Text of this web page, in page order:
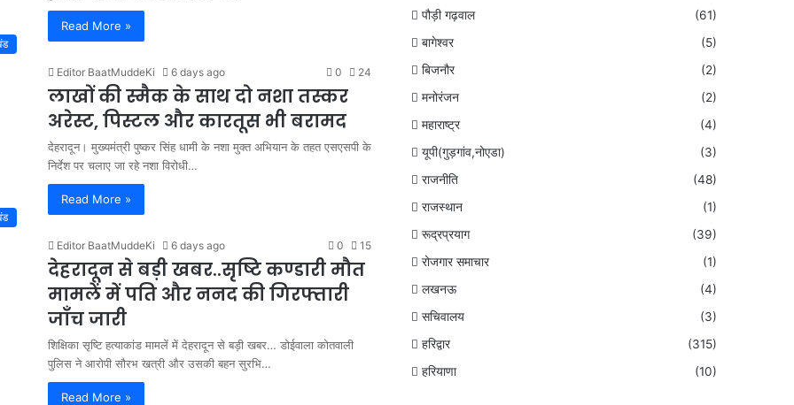
Read More »
Editor BaatMuddeKi 6 days ago 0 24
लाखों की स्मैक के साथ दो नशा तस्कर
अरेस्ट, पिस्टल और कारतूस भी बरामद
देहरादून। मुख्यमंत्री पुष्कर सिंह धामी के नशा मुक्त अभियान के तहत एसएसपी के
निर्देश पर चलाए जा रहे नशा विरोधी…
Read More »
Editor BaatMuddeKi 6 days ago 0 15
देहरादून से बड़ी खबर..सृष्टि कण्डारी मौत
मामलें में पति और ननद की गिरफ्तारी
जाँच जारी
शिक्षिका सृष्टि हत्याकांड मामलें में देहरादून से बड़ी खबर… डोईवाला कोतवाली
पुलिस ने आरोपी सौरभ खत्री और उसकी बहन सुरभि…
Read More »
पौड़ी गढ़वाल
(61)
बागेश्वर
(5)
बिजनौर
(2)
मनोरंजन
(2)
महाराष्ट्र
(4)
यूपी(गुड़गांव,नोएडा)
(3)
राजनीति
(48)
राजस्थान
(1)
रूद्रप्रयाग
(39)
रोजगार समाचार
(1)
लखनऊ
(4)
सचिवालय
(3)
हरिद्वार
(315)
हरियाणा
(10)